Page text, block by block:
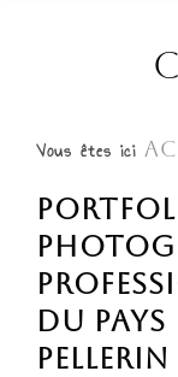
Vous êtes ici
du pays